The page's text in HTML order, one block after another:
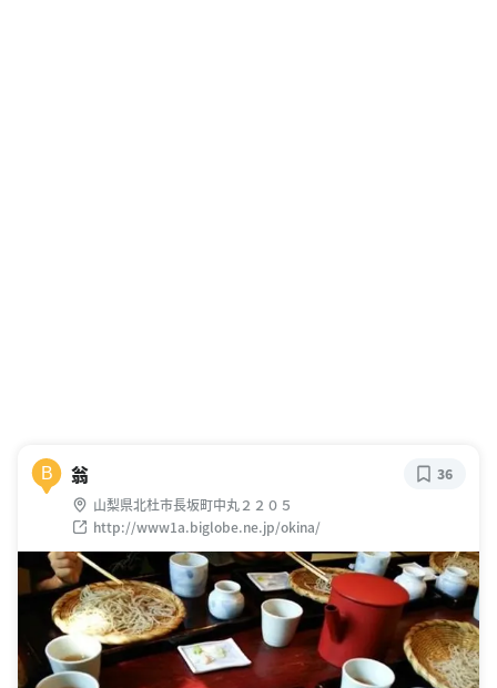
B 翁
山梨県北杜市長坂町中丸２２０５
http://www1a.biglobe.ne.jp/okina/
36